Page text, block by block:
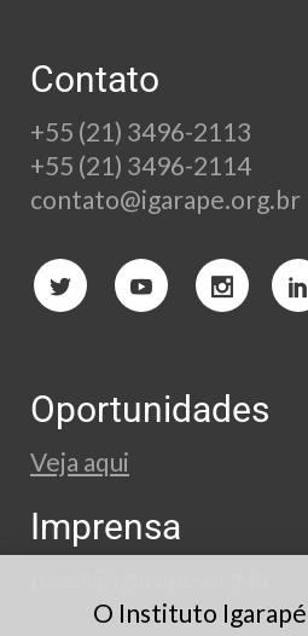
Contato
+55 (21) 3496-2113
+55 (21) 3496-2114
contato@igarape.org.br
Oportunidades
Veja aqui
Imprensa
O Instituto Igarapé